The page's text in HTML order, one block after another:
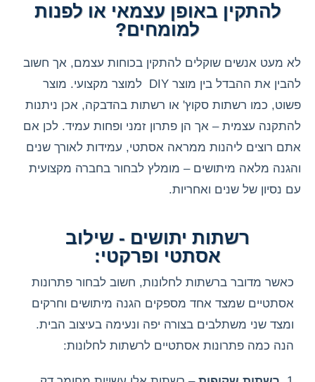
להתקין באופן עצמאי או לפנות
למומחים?
לא מעט אנשים שוקלים להתקין בכוחות עצמם, אך חשוב
להבין את ההבדל בין מוצר DIY למוצר מקצועי. מוצר
פשוט, כמו רשתות סקוץ' או רשתות בהדבקה, אכן ניתנות
להתקנה עצמית – אך הן פתרון זמני ופחות עמיד. לכן אם
אתם רוצים ליהנות ממראה אסתטי, עמידות לאורך שנים
והגנה מלאה מיתושים – מומלץ לבחור בחברה מקצועית
עם נסיון של שנים ואחריות.
רשתות יתושים - שילוב
אסתטי ופרקטי:
כאשר מדובר ברשתות לחלונות, חשוב לבחור פתרונות
אסתטיים שמצד אחד מספקים הגנה מיתושים וחרקים
ומצד שני משתלבים בצורה יפה ונעימה בעיצוב הבית.
הנה כמה פתרונות אסתטיים לרשתות לחלונות: